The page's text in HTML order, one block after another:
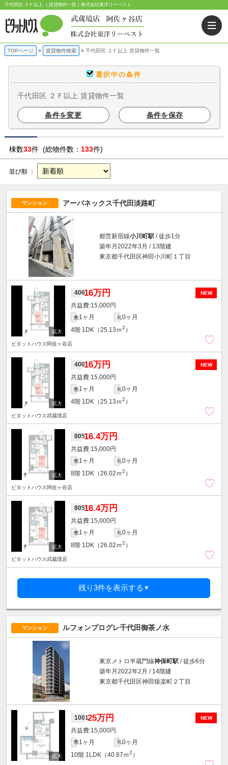
千代田区 ２Ｆ以上 ｜賃貸物件一覧｜株式会社東洋リーベスト
TOPページ 賃貸物件検索 千代田区 ２Ｆ以上 賃貸物件一覧
選択中の条件
千代田区 ２Ｆ以上 賃貸物件一覧
条件を変更 条件を保存
棟数33件 (総物件数： 133件)
並び順 ：
マンション アーバネックス千代田淡路町
都営新宿線小川町駅 / 徒歩1分
築年月2022年3月 / 13階建
東京都千代田区神田小川町１丁目
NEW
40616万円
15,000円
敷1ヶ月 礼0ヶ月
4階 1DK（25.13ｍ2 ）
ピタットハウス阿佐ヶ谷店
NEW
40616万円
15,000円
敷1ヶ月 礼0ヶ月
4階 1DK（25.13ｍ2 ）
ピタットハウス武蔵境店
80516.4万円
15,000円
敷1ヶ月 礼0ヶ月
8階 1DK（26.02ｍ2 ）
ピタットハウス阿佐ヶ谷店
80516.4万円
15,000円
敷1ヶ月 礼0ヶ月
8階 1DK（26.02ｍ2 ）
ピタットハウス武蔵境店
残り3件を表示する ▼
マンション ルフォンプログレ千代田御茶ノ水
東京メトロ半蔵門線神保町駅 / 徒歩6分
築年月2022年2月 / 14階建
東京都千代田区神田猿楽町２丁目
NEW
100125万円
15,000円
敷1ヶ月 礼0ヶ月
10階 1LDK（40.87ｍ2 ）